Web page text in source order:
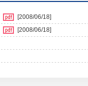
[2008/06/18]
[2008/06/18]